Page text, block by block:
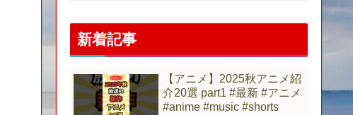
新着記事
【アニメ】2025秋アニメ紹
介20選 part1 #最新 #アニメ
#anime #music #shorts